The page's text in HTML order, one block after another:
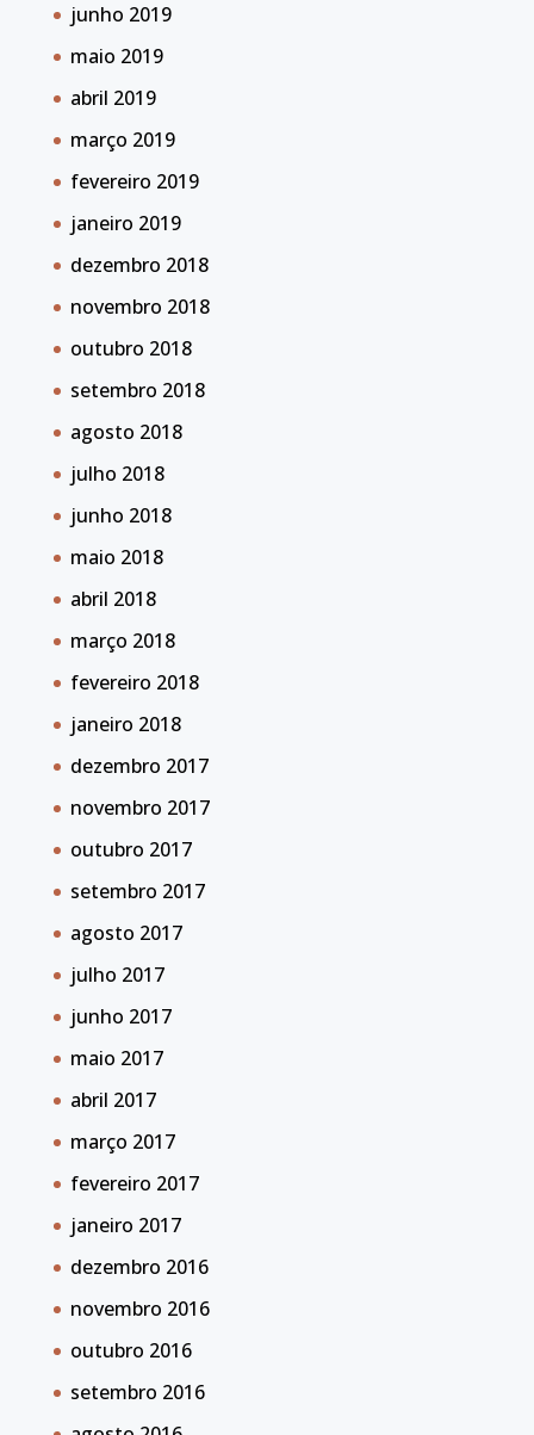
junho 2019
maio 2019
abril 2019
março 2019
fevereiro 2019
janeiro 2019
dezembro 2018
novembro 2018
outubro 2018
setembro 2018
agosto 2018
julho 2018
junho 2018
maio 2018
abril 2018
março 2018
fevereiro 2018
janeiro 2018
dezembro 2017
novembro 2017
outubro 2017
setembro 2017
agosto 2017
julho 2017
junho 2017
maio 2017
abril 2017
março 2017
fevereiro 2017
janeiro 2017
dezembro 2016
novembro 2016
outubro 2016
setembro 2016